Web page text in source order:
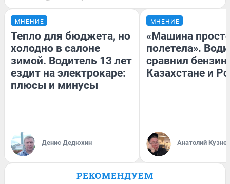
МНЕНИЕ
Тепло для бюджета, но
холодно в салоне
зимой. Водитель 13 лет
ездит на электрокаре:
плюсы и минусы
Денис Дедюхин
МНЕНИЕ
«Машина
полетела».
сравнил бензин
Казахстане и
Анатолий
РЕКОМЕНДУЕМ